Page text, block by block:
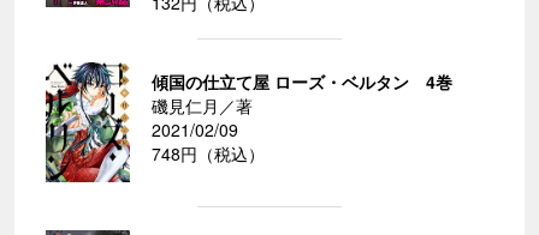
傾国の仕立て屋 ローズ・ベルタン 4巻
磯見仁月／著
2021/02/09
748円（税込）